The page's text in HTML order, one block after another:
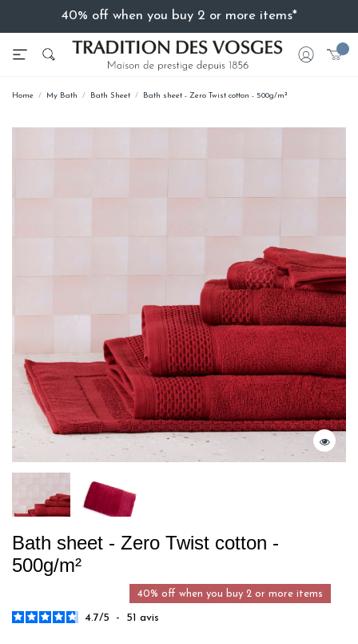
40% off when you buy 2 or more items*
Home My Bath Bath Sheet Bath sheet - Zero Twist cotton - 500g/m²
Bath sheet - Zero Twist cotton -
500g/m²
40% off when you buy 2 or more items
4.7/5 - 51 avis